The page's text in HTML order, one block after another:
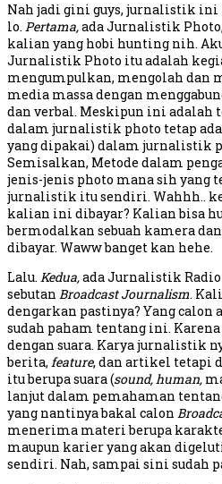
Nah jadi gini guys, jurnalistik ini
lo. Pertama,ada Jurnalistik
kalian yang hobi hunting nih.
Jurnalistik Photo itu adalah
mengumpulkan, mengolah dan
media massa dengan
dan verbal. Meskipun ini adalah
dalam jurnalistik photo tetap ada
yang dipakai) dalam jurnalistik
Semisalkan, Metode dalam
jenis-jenis photo mana sih yang
jurnalistik itu sendiri. Wahhh..
kalian ini dibayar? Kalian bisa
bermodalkan sebuah kamera
dibayar. Waww banget kan hehe.
Lalu. Kedua,ada Jurnalistik
sebutan Broadcast Journalism.
dengarkan pastinya? Yang
sudah paham tentang ini. Karena
dengan suara. Karya jurnalistik
berita, feature, dan artikel tetapi
itu berupa suara (sound, human,
lanjut dalam pemahaman
yang nantinya bakal calon
menerima materi berupa
maupun karier yang akan
sendiri. Nah, sampai sini sudah